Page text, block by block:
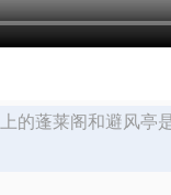
的蓬莱阁和避风亭